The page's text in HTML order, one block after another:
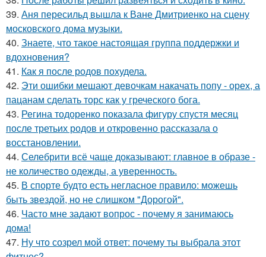
39. Аня пересильд вышла к Ване Дмитриенко на сцену
московского дома музыки.
40. Знаете, что такое настоящая группа поддержки и
вдохновения?
41. Как я после родов похудела.
42. Эти ошибки мешают девочкам накачать попу - орех, а
пацанам сделать торс как у греческого бога.
43. Регина тодоренко показала фигуру спустя месяц
после третьих родов и откровенно рассказала о
восстановлении.
44. Селебрити всё чаще доказывают: главное в образе -
не количество одежды, а уверенность.
45. В спорте будто есть негласное правило: можешь
быть звездой, но не слишком "Дорогой".
46. Часто мне задают вопрос - почему я занимаюсь
дома!
47. Ну что созрел мой ответ: почему ты выбрала этот